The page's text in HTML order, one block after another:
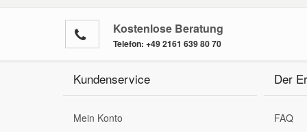
Kostenlose Beratung
Telefon: +49 2161 639 80 70
Kundenservice
Mein Konto
Der
FAQ
Mazda Ersatzteile